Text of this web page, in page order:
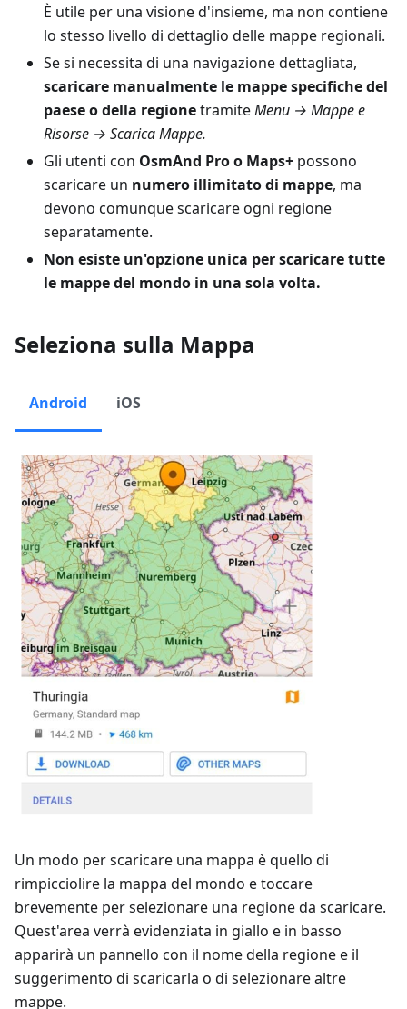
È utile per una visione d'insieme, ma non contiene
lo stesso livello di dettaglio delle mappe regionali.
Se si necessita di una navigazione dettagliata,
scaricare manualmente le mappe specifiche del
paese o della regionetramiteMenu → Mappe e
Risorse → Scarica Mappe.
Gli utenti con OsmAnd Pro o Maps+ possono
scaricare un numero illimitato di mappe, ma
devono comunque scaricare ogni regione
separatamente.
Non esiste un'opzione unica per scaricare tutte
le mappe del mondo in una sola volta.
Seleziona sulla Mappa
Android iOS
Un modo per scaricare una mappa è quello di
rimpicciolire la mappa del mondo e toccare
brevemente per selezionare una regione da scaricare.
Quest'area verrà evidenziata in giallo e in basso
apparirà un pannello con il nome della regione e il
suggerimento di scaricarla o di selezionare altre
mappe.